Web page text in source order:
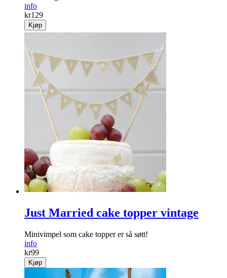
info
kr129
Kjøp
Just Married cake topper vintage
Minivimpel som cake topper er så søtt!
info
kr99
Kjøp